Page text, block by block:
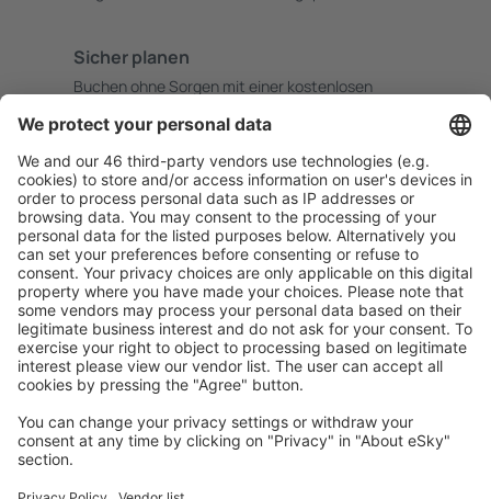
Sicher planen
Buchen ohne Sorgen mit einer kostenlosen
Mehr sparen
Attraktive Preise und Spezialangebote für eingeloggte
Benutzer.
Unterkünfte, die Sie mögen
Wählen Sie aus über 1,3 Millionen Unterkünften: Hotels,
Hütten, Apartments und andere.
Unterkünfte in Griechenland - Beliebte Städte